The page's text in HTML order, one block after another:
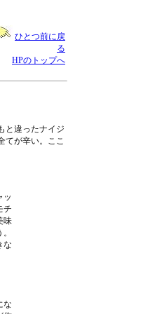
ひとつ前に戻
る
HPのトップへ
と違ったナイジ
てが辛い。ここ
ッ
チ
味
な
な